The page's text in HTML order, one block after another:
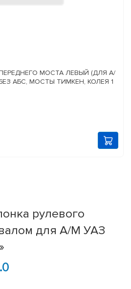
МОСТА ЛЕВЫЙ (ДЛЯ А/
АБС, МОСТЫ ТИМКЕН, КОЛЕЯ 1
рулевого
для А/М УАЗ